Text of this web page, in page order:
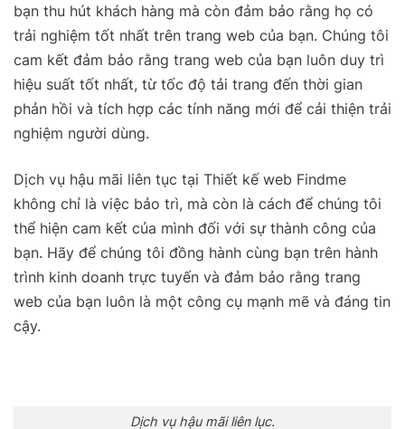
bạn thu hút khách hàng mà còn đảm bảo rằng họ có
trải nghiệm tốt nhất trên trang web của bạn. Chúng tôi
cam kết đảm bảo rằng trang web của bạn luôn duy trì
hiệu suất tốt nhất, từ tốc độ tải trang đến thời gian
phản hồi và tích hợp các tính năng mới để cải thiện trải
nghiệm người dùng.
Dịch vụ hậu mãi liên tục tại Thiết kế web Findme
không chỉ là việc bảo trì, mà còn là cách để chúng tôi
thể hiện cam kết của mình đối với sự thành công của
bạn. Hãy để chúng tôi đồng hành cùng bạn trên hành
trình kinh doanh trực tuyến và đảm bảo rằng trang
web của bạn luôn là một công cụ mạnh mẽ và đáng tin
cậy.
Dịch vụ hậu mãi liên lục.